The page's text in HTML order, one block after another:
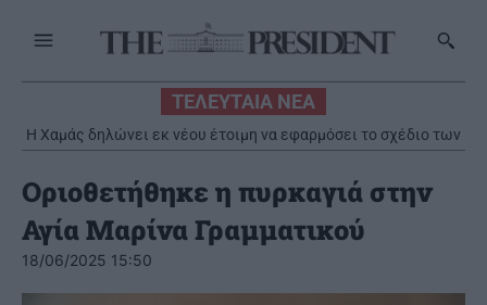
ΤΕΛΕΥΤΑΙΑ ΝΕΑ
Η Χαμάς δηλώνει εκ νέου έτοιμη να εφαρμόσει το σχέδιο των
ΗΠΑ για τη Γάζα
Οριοθετήθηκε η πυρκαγιά στην
Αγία Μαρίνα Γραμματικού
18/06/2025 15:50